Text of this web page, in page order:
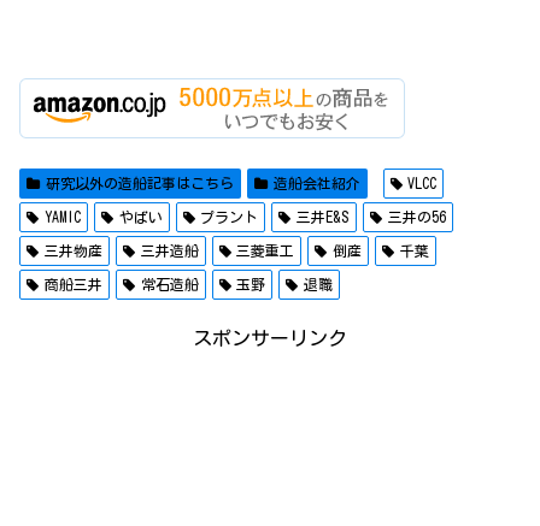
研究以外の造船記事はこちら 造船会社紹介 VLCC
YAMIC やばい プラント 三井E&S 三井の56
三井物産 三井造船 三菱重工 倒産 千葉
商船三井 常石造船 玉野 退職
スポンサーリンク